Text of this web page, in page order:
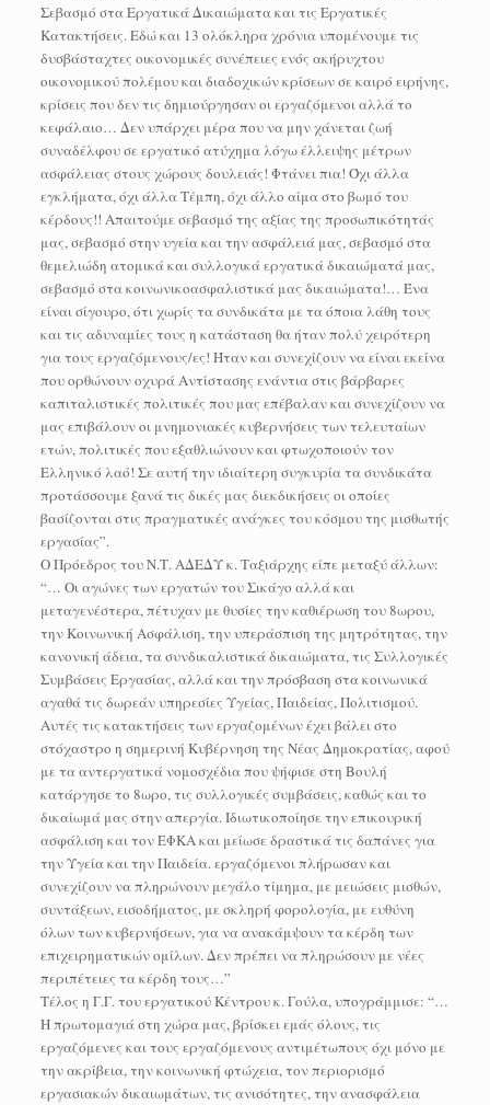
Σεβασμό στα Εργατικά Δικαιώματα και τις Εργατικές
Κατακτήσεις. Εδώ και 13 ολόκληρα χρόνια υπομένουμε τις
δυσβάσταχτες οικονομικές συνέπειες ενός ακήρυχτου
οικονομικού πολέμου και διαδοχικών κρίσεων σε καιρό ειρήνης,
κρίσεις που δεν τις δημιούργησαν οι εργαζόμενοι αλλά το
κεφάλαιο… Δεν υπάρχει μέρα που να μην χάνεται ζωή
συναδέλφου σε εργατικό ατύχημα λόγω έλλειψης μέτρων
ασφάλειας στους χώρους δουλειάς! Φτάνει πια! Όχι άλλα
εγκλήματα, όχι άλλα Τέμπη, όχι άλλο αίμα στο βωμό του
κέρδους!! Απαιτούμε σεβασμό της αξίας της προσωπικότητάς
μας, σεβασμό στην υγεία και την ασφάλειά μας, σεβασμό στα
θεμελιώδη ατομικά και συλλογικά εργατικά δικαιώματά μας,
σεβασμό στα κοινωνικοασφαλιστικά μας δικαιώματα!… Ένα
είναι σίγουρο, ότι χωρίς τα συνδικάτα με τα όποια λάθη τους
και τις αδυναμίες τους η κατάσταση θα ήταν πολύ χειρότερη
για τους εργαζόμενους/ες! Ήταν και συνεχίζουν να είναι εκείνα
που ορθώνουν οχυρά Αντίστασης ενάντια στις βάρβαρες
καπιταλιστικές πολιτικές που μας επέβαλαν και συνεχίζουν να
μας επιβάλουν οι μνημονιακές κυβερνήσεις των τελευταίων
ετών, πολιτικές που εξαθλιώνουν και φτωχοποιούν τον
Ελληνικό λαό! Σε αυτή την ιδιαίτερη συγκυρία τα συνδικάτα
προτάσσουμε ξανά τις δικές μας διεκδικήσεις οι οποίες
βασίζονται στις πραγματικές ανάγκες του κόσμου της μισθωτής
εργασίας”.
Ο Πρόεδρος του Ν.Τ. ΑΔΕΔΥ κ. Ταξιάρχης είπε μεταξύ άλλων:
“… Οι αγώνες των εργατών του Σικάγο αλλά και
μεταγενέστερα, πέτυχαν με θυσίες την καθιέρωση του 8ωρου,
την Κοινωνική Ασφάλιση, την υπεράσπιση της μητρότητας, την
κανονική άδεια, τα συνδικαλιστικά δικαιώματα, τις Συλλογικές
Συμβάσεις Εργασίας, αλλά και την πρόσβαση στα κοινωνικά
αγαθά τις δωρεάν υπηρεσίες Υγείας, Παιδείας, Πολιτισμού.
Αυτές τις κατακτήσεις των εργαζομένων έχει βάλει στο
στόχαστρο η σημερινή Κυβέρνηση της Νέας Δημοκρατίας, αφού
με τα αντεργατικά νομοσχέδια που ψήφισε στη Βουλή
κατάργησε το 8ωρο, τις συλλογικές συμβάσεις, καθώς και το
δικαίωμά μας στην απεργία. Ιδιωτικοποίησε την επικουρική
ασφάλιση και τον ΕΦΚΑ και μείωσε δραστικά τις δαπάνες για
την Υγεία και την Παιδεία. εργαζόμενοι πλήρωσαν και
συνεχίζουν να πληρώνουν μεγάλο τίμημα, με μειώσεις μισθών,
συντάξεων, εισοδήματος, με σκληρή φορολογία, με ευθύνη
όλων των κυβερνήσεων, για να ανακάμψουν τα κέρδη των
επιχειρηματικών ομίλων. Δεν πρέπει να πληρώσουν με νέες
περιπέτειες τα κέρδη τους…”
Τέλος η Γ.Γ. του εργατικού Κέντρου κ. Γούλα, υπογράμμισε: “…
Η πρωτομαγιά στη χώρα μας, βρίσκει εμάς όλους, τις
εργαζόμενες και τους εργαζόμενους αντιμέτωπους όχι μόνο με
την ακρίβεια, την κοινωνική φτώχεια, τον περιορισμό
εργασιακών δικαιωμάτων, τις ανισότητες, την ανασφάλεια